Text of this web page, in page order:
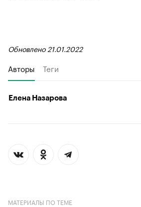
Обновлено 21.01.2022
Авторы Теги
Елена Назарова
МАТЕРИАЛЫ ПО ТЕМЕ